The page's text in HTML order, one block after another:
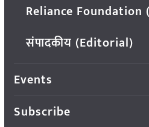
Reliance Foundation
संपादकीय (Editorial)
Events
Subscribe